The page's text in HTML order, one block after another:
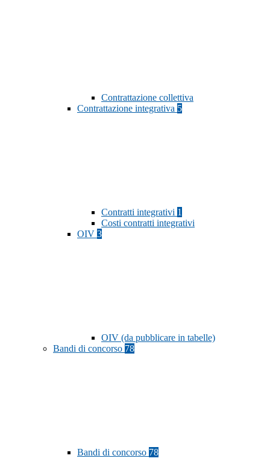
Contrattazione collettiva
Contrattazione integrativa 5
Contratti integrativi 1
Costi contratti integrativi
OIV 3
OIV (da pubblicare in tabelle)
Bandi di concorso 78
Bandi di concorso 78